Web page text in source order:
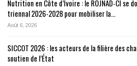
Nutrition en Côte d’Ivoire : le ROJNAD-CI se
triennal 2026-2028 pour mobiliser la…
Août 6, 2026
SICCOT 2026 : les acteurs de la filière des
soutien de l’État